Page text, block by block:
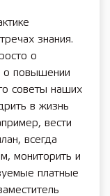
знания.
о
о повышении
советы наших
в жизнь
вести
всегда
мониторить и
платные